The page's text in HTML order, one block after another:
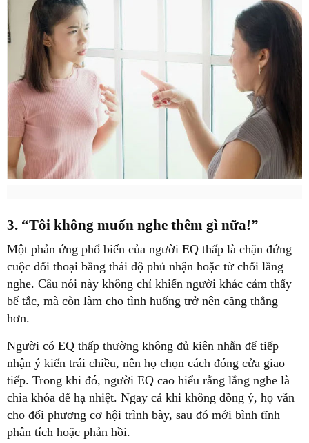
3. “Tôi không muốn nghe thêm gì nữa!”
Một phản ứng phổ biến của người EQ thấp là chặn đứng
cuộc đối thoại bằng thái độ phủ nhận hoặc từ chối lắng
nghe. Câu nói này không chỉ khiến người khác cảm thấy
bế tắc, mà còn làm cho tình huống trở nên căng thẳng
hơn.
Người có EQ thấp thường không đủ kiên nhẫn để tiếp
nhận ý kiến trái chiều, nên họ chọn cách đóng cửa giao
tiếp. Trong khi đó, người EQ cao hiểu rằng lắng nghe là
chìa khóa để hạ nhiệt. Ngay cả khi không đồng ý, họ vẫn
cho đối phương cơ hội trình bày, sau đó mới bình tĩnh
phân tích hoặc phản hồi.